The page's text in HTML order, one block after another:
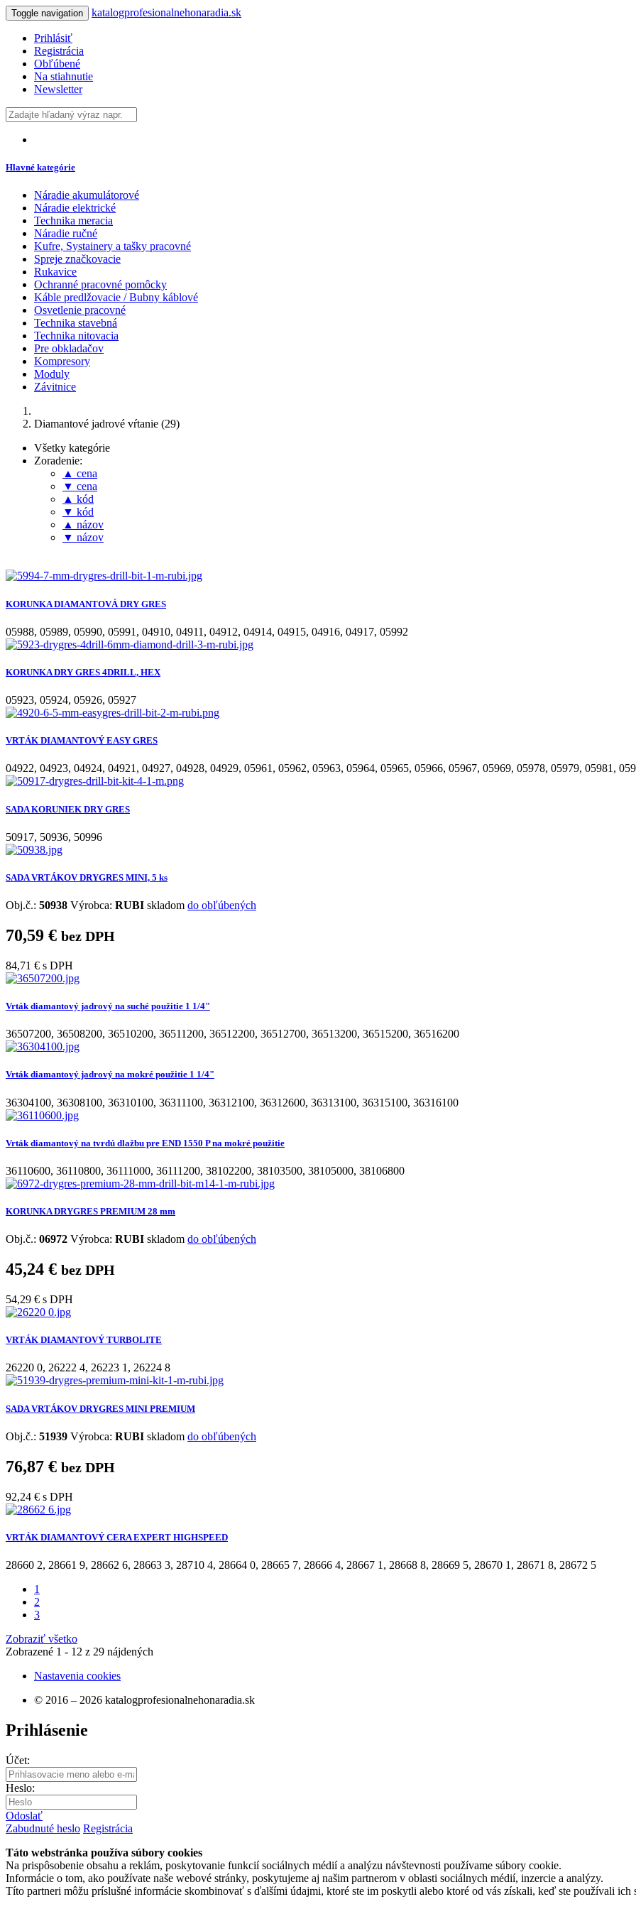
Toggle navigation katalogprofesionalnehonaradia.sk
Prihlásiť
Registrácia
Obľúbené
Na stiahnutie
Newsletter
Hlavné kategórie
Náradie akumulátorové
Náradie elektrické
Technika meracia
Náradie ručné
Kufre, Systainery a tašky pracovné
Spreje značkovacie
Rukavice
Ochranné pracovné pomôcky
Káble predlžovacie / Bubny káblové
Osvetlenie pracovné
Technika stavebná
Technika nitovacia
Pre obkladačov
Kompresory
Moduly
Závitnice
Diamantové jadrové vŕtanie (29)
Všetky kategórie
Zoradenie:
▲ cena
▼ cena
▲ kód
▼ kód
▲ názov
▼ názov
KORUNKA DIAMANTOVÁ DRY GRES
05988, 05989, 05990, 05991 , 04910, 04911 , 04912, 04914, 04915, 04916, 04917, 05992
KORUNKA DRY GRES 4DRILL, HEX
05923, 05924, 05926, 05927
VRTÁK DIAMANTOVÝ EASY GRES
04922, 04923, 04924, 04921 , 04927, 04928, 04929, 05961 , 05962, 05963, 05964, 05965, 05966, 05967, 05969, 05978, 05979, 05981 ,
SADA KORUNIEK DRY GRES
50917, 50936, 50996
SADA VRTÁKOV DRYGRES MINI, 5 ks
Obj.č.: 50938 Výrobca: RUBI skladom do obľúbených
70,59 € bez DPH
84,71 € s DPH
Vrták diamantový jadrový na suché použitie 1 1/4"
36507200, 36508200, 36510200, 36511200, 36512200, 36512700, 36513200, 36515200, 36516200
Vrták diamantový jadrový na mokré použitie 1 1/4"
36304100, 36308100, 36310100, 36311100, 36312100, 36312600, 36313100, 36315100, 36316100
Vrták diamantový na tvrdú dlažbu pre END 1550 P na mokré použitie
36110600, 36110800, 36111000, 36111200, 38102200, 38103500, 38105000, 38106800
KORUNKA DRYGRES PREMIUM 28 mm
Obj.č.: 06972 Výrobca: RUBI skladom do obľúbených
45,24 € bez DPH
54,29 € s DPH
VRTÁK DIAMANTOVÝ TURBOLITE
26220 0, 26222 4, 26223 1, 26224 8
SADA VRTÁKOV DRYGRES MINI PREMIUM
Obj.č.: 51939 Výrobca: RUBI skladom do obľúbených
76,87 € bez DPH
92,24 € s DPH
VRTÁK DIAMANTOVÝ CERA EXPERT HIGHSPEED
28660 2, 28661 9, 28662 6, 28663 3, 28710 4, 28664 0, 28665 7, 28666 4, 28667 1 , 28668 8, 28669 5, 28670 1 , 28671 8, 28672 5
1
2
3
Zobraziť všetko
Zobrazené 1 - 12 z 29 nájdených
Nastavenia cookies
© 2016 – 2026 katalogprofesionalnehonaradia.sk
Prihlásenie
Účet:
Heslo:
Odoslať
Zabudnuté heslo Registrácia
Táto webstránka používa súbory cookies
Na prispôsobenie obsahu a reklám, poskytovanie funkcií sociálnych médií a analýzu návštevnosti používame súbory cookie.
Informácie o tom, ako používate naše webové stránky, poskytujeme aj našim partnerom v oblasti sociálnych médií, inzercie a analýzy.
Títo partneri môžu príslušné informácie skombinovať s ďalšími údajmi, ktoré ste im poskytli alebo ktoré od vás získali, keď ste používali ich